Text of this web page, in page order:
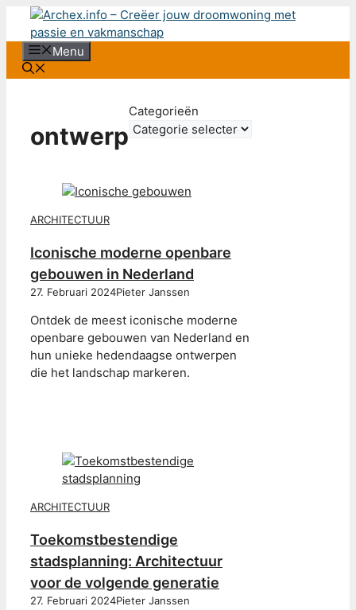
inhoud
Menu
ontwerp
Categorieën
ARCHITECTUUR
Iconische moderne openbare
gebouwen in Nederland
27. Februari 2024Pieter Janssen
Ontdek de meest iconische moderne
openbare gebouwen van Nederland en
hun unieke hedendaagse ontwerpen
die het landschap markeren.
ARCHITECTUUR
Toekomstbestendige
stadsplanning: Architectuur
voor de volgende generatie
27. Februari 2024Pieter Janssen